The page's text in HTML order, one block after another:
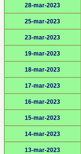
28-mar-2023
25-mar-2023
23-mar-2023
19-mar-2023
18-mar-2023
17-mar-2023
16-mar-2023
15-mar-2023
14-mar-2023
13-mar-2023